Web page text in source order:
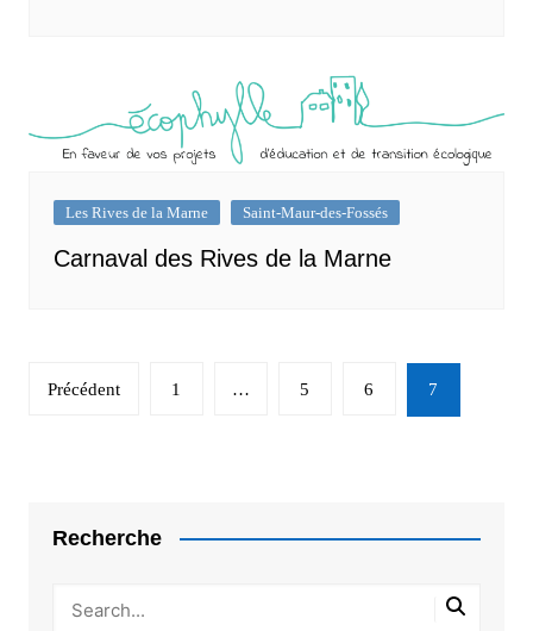
Les Rives de la Marne Saint-Maur-des-Fossés
Carnaval des Rives de la Marne
Navigation
Précédent 1 … 5 6 7
Recherche